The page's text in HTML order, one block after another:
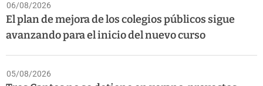
06/08/2026
El plan de mejora de los colegios públicos sigue
avanzando para el inicio del nuevo curso
05/08/2026